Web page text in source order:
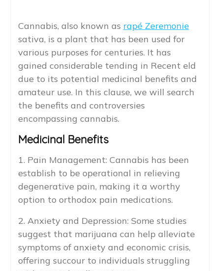
Cannabis, also known as rapé Zeremonie
sativa, is a plant that has been used for
various purposes for centuries. It has
gained considerable tending in Recent eld
due to its potential medicinal benefits and
amateur use. In this clause, we will search
the benefits and controversies
encompassing cannabis.
Medicinal Benefits
1. Pain Management: Cannabis has been
establish to be operational in relieving
degenerative pain, making it a worthy
option to orthodox pain medications.
2. Anxiety and Depression: Some studies
suggest that marijuana can help alleviate
symptoms of anxiety and economic crisis,
offering succour to individuals struggling